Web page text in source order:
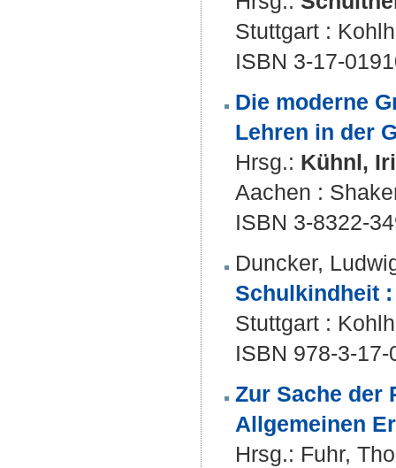
Stuttgart :
ISBN 3-17-
Die moderne
Lehren in der
Hrsg.: Kühnl,
Aachen :
ISBN 3-8322-
Duncker,
Schulkindheit
Stuttgart :
ISBN 978-3-
Zur Sache der
Allgemeinen
Hrsg.: Fuhr,